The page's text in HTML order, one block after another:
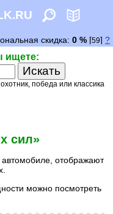
ищете:
победа или классика
сил»
отображают
можно посмотреть